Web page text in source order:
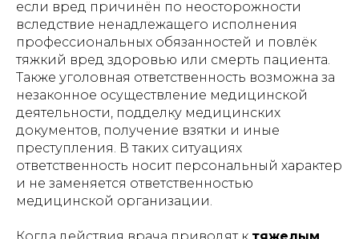
если вред причинён по неосторожности
вследствие ненадлежащего исполнения
профессиональных обязанностей и повлёк
тяжкий вред здоровью или смерть пациента.
Также уголовная ответственность возможна за
незаконное осуществление медицинской
деятельности, подделку медицинских
документов, получение взятки и иные
преступления. В таких ситуациях
ответственность носит персональный характер
и не заменяется ответственностью
медицинской организации.